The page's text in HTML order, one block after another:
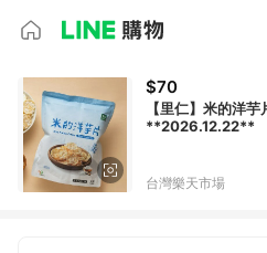
$70
【里仁】米的洋
**2026.12.22**
台灣樂天市場